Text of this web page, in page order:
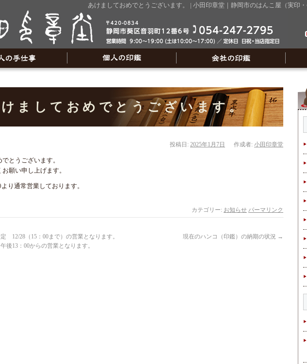
あけましておめでとうございます。 | 小田印章堂｜静岡市のはんこ屋（実印
ましておめでとうございます。
投稿日: 2025年1月7日 作成者: 小田印章堂
とうございます。
願い申し上げます。
り通常営業しております。
カテゴリー: お知らせ パーマリンク
12/28（15：00まで）の営業となります。
後13：00からの営業となります。
現在のハンコ（印鑑）の納期の状況 →